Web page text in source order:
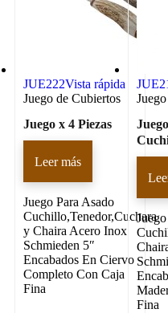
JUE222Vista rápida
Juego de Cubiertos
Juego x 4 Piezas
Leer más
Juego Para Asado
Cuchillo,Tenedor,Cuchara
y Chaira Acero Inox
Schmieden 5″
Encabados En Ciervo
Completo Con Caja
Fina
Fina